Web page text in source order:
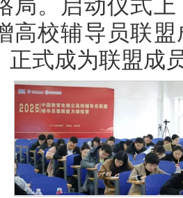
局。启动仪式
高校辅导员联
正式成为联盟成